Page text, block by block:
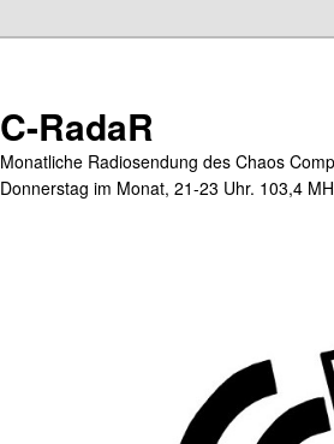
C-RadaR
Monatliche Radiosendung des Chaos
Donnerstag im Monat, 21-23 Uhr. 103,4